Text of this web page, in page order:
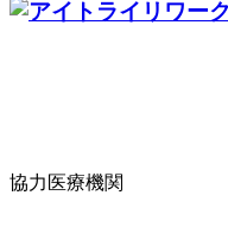
協力医療機関